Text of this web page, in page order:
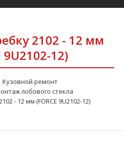
2102 - 12 мм
9U2102-12)
Кузовной ремонт
лобового стекла
- 12 мм (FORCE 9U2102-12)